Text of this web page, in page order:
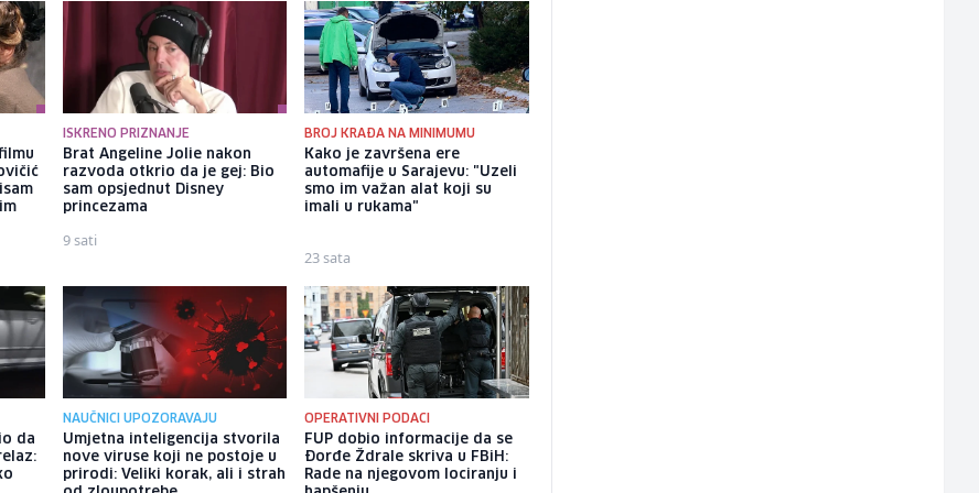
ISKRENO PRIZNANJE
Brat Angeline Jolie nakon
razvoda otkrio da je gej: Bio
sam opsjednut Disney
princezama
9 sati
BROJ KRAĐA NA MINIMUMU
Kako je završena ere
automafije u Sarajevu: "Uzeli
smo im važan alat koji su
imali u rukama"
23 sata
da
NAUČNICI UPOZORAVAJU
Umjetna inteligencija stvorila
nove viruse koji ne postoje u
prirodi: Veliki korak, ali i strah
OPERATIVNI PODACI
FUP dobio informacije da se
Đorđe Ždrale skriva u FBiH:
Rade na njegovom lociranju i